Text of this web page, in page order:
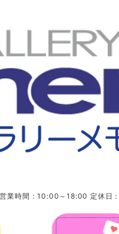
業時間：10:00～18:00 定休日